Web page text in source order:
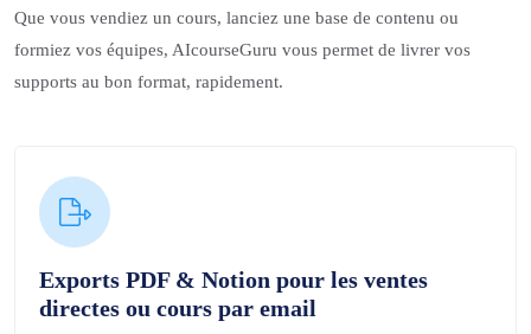
Que vous vendiez un cours, lanciez une base de contenu ou
formiez vos équipes, AIcourseGuru vous permet de livrer vos
supports au bon format, rapidement.
Exports PDF & Notion pour les ventes
directes ou cours par email